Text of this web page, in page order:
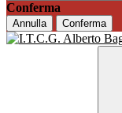
Conferma
Annulla Conferma